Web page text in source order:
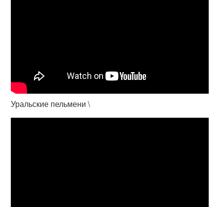
Уральские пельмени \